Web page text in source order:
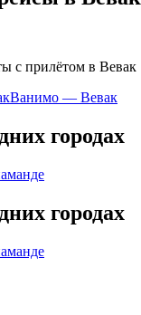
с прилётом в Вевак
Ванимо — Вевак
городах
городах